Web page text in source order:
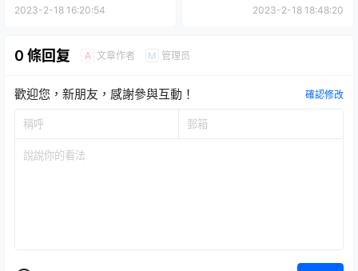
蛛 可動人偶 附屬蜘蛛鋼爪與四
2023-2-18 16:20:54
CONVERGE CORE『全裝甲型
2023-2-18 18:48:20
0 條回复 A 文章作者 M 管理员
歡迎您，新朋友，感謝參與互動！ 確認修改